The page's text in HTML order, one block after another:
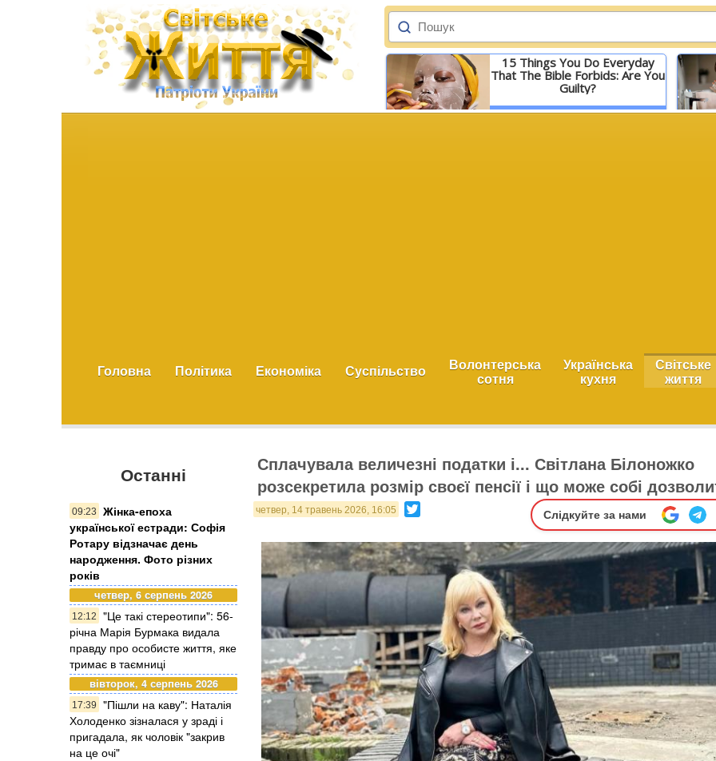
15 Things You Do Everyday
That The Bible Forbids: Are You
Guilty?
Детальніше
Головна Політика Економіка Суспільство Волонтерська
сотня
Українська
кухня
Світське
життя
Останні
09:23
Жінка-епоха
української естради: Софія
Ротару відзначає день
народження. Фото різних
років
четвер, 6 серпень 2026
12:12
"Це такі стереотипи": 56-
річна Марія Бурмака видала
правду про особисте життя, яке
тримає в таємниці
вівторок, 4 серпень 2026
17:39
"Пішли на каву": Наталія
Холоденко зізналася у зраді і
пригадала, як чоловік "закрив
на це очі"
Сплачувала величезні податки і... Світлана Білоножко
розсекретила розмір своєї пенсії і що може собі
четвер, 14 травень 2026, 16:05 Слідкуйте за нами